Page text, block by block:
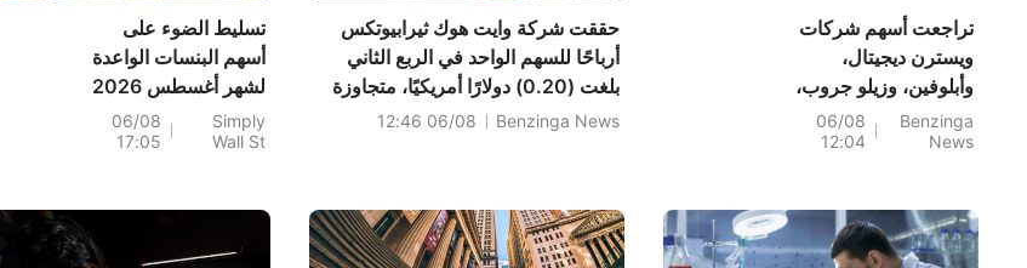
تراجعت أسهم شركات
ويسترن ديجيتال،
وأبلوفين، وزيلو جروب،
وغيرها من الأسهم
الكبرى في جلسة ما
Benzinga
News
06/08
12:04
حققت شركة وايت هوك ثيرابيوتكس
أرباحًا للسهم الواحد في الربع الثاني
بلغت (0.20) دولارًا أمريكيًا، متجاوزة
Benzinga News
06/08 12:46
تسليط الضوء على
أسهم البنسات الواعدة
لشهر أغسطس 2026
Simply
Wall St
06/08
17:05